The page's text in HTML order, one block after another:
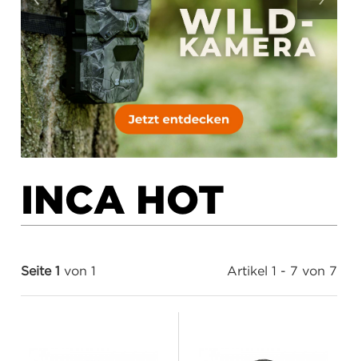
INCA HOT
Seite 1 von 1 Artikel 1 - 7 von 7